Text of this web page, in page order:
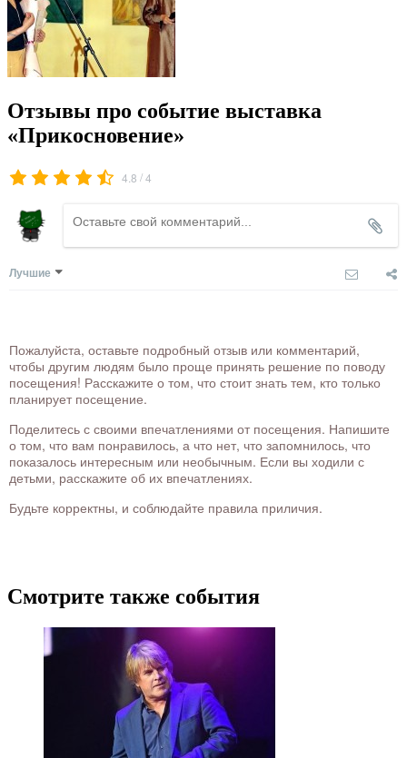
Отзывы про событие выставка
«Прикосновение»
4.8 /4
Лучшие
Пожалуйста, оставьте подробный отзыв или комментарий,
чтобы другим людям было проще принять решение по поводу
посещения! Расскажите о том, что стоит знать тем, кто только
планирует посещение.
Поделитесь с своими впечатлениями от посещения. Напишите
о том, что вам понравилось, а что нет, что запомнилось, что
показалось интересным или необычным. Если вы ходили с
детьми, расскажите об их впечатлениях.
Будьте корректны, и соблюдайте правила приличия.
Смотрите также события